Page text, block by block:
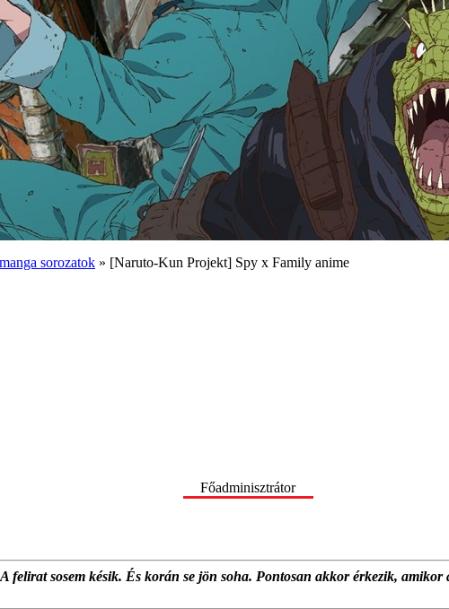
sorozatok » [Naruto-Kun Projekt] Spy x Family anime
Főadminisztrátor
A felirat sosem késik. És korán se jön soha. Pontosan akkor érkezik, amikor